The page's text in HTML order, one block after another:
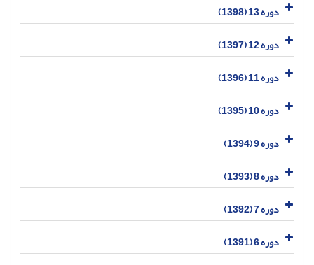
دوره 13 (1398)
دوره 12 (1397)
دوره 11 (1396)
دوره 10 (1395)
دوره 9 (1394)
دوره 8 (1393)
دوره 7 (1392)
دوره 6 (1391)